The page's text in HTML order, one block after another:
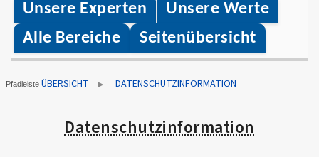
Unsere Experten
Unsere Werte
Alle Bereiche
Seitenübersicht
Pfadleiste ÜBERSICHT ▶ DATENSCHUTZINFORMATION
Datenschutzinformation